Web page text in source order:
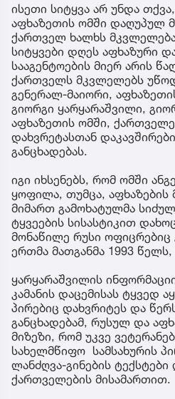
ისეთი სიტყვა არ უნდა
აფხაზეთის ომში დაღუპულ
ქართველ ხალხს
სიტყვები დღეს აფხაზური
სააგენტოების მიერ არის
ქართველს მკვლელებს
გენერალ-მაიორი,
გიორგი ყარყარაშვილი,
აფხაზეთის ომში,
დახვრეტასთან
განცხადებას.
იგი იხსენებს, რომ ომში
ყოფილა, თუმცა, აფხაზების
მიმართ გამოხატულმა
ტყვეების სისასტიკით
მონაწილე რუსი ოფიცრებიც
ერთმა მათგანმა 1993 წელს,
ყარყარაშვილის
კამანის დაცემისას ტყვედ
პირებიც დახვრიტეს და
განცხადებამ, რუსულ და
მიზეზი, რომ უკვე
სახელმწიფო სამსახურის
ლანძღვა-გინების
ქართველების მისამართით.